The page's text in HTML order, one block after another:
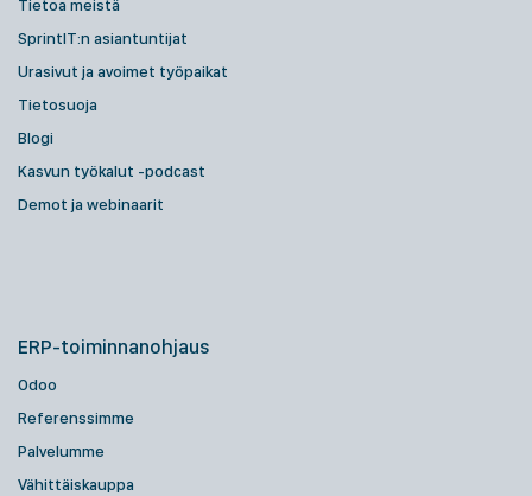
Tietoa meistä
SprintIT:n asiantuntijat
Urasivut ja avoimet työpaikat
Tietosuoja
Blogi
Kasvun työkalut -podcast
Demot ja webinaarit
ERP-toiminnanohjaus
Odoo
Referenssimme
Palvelumme
Vähittäiskauppa